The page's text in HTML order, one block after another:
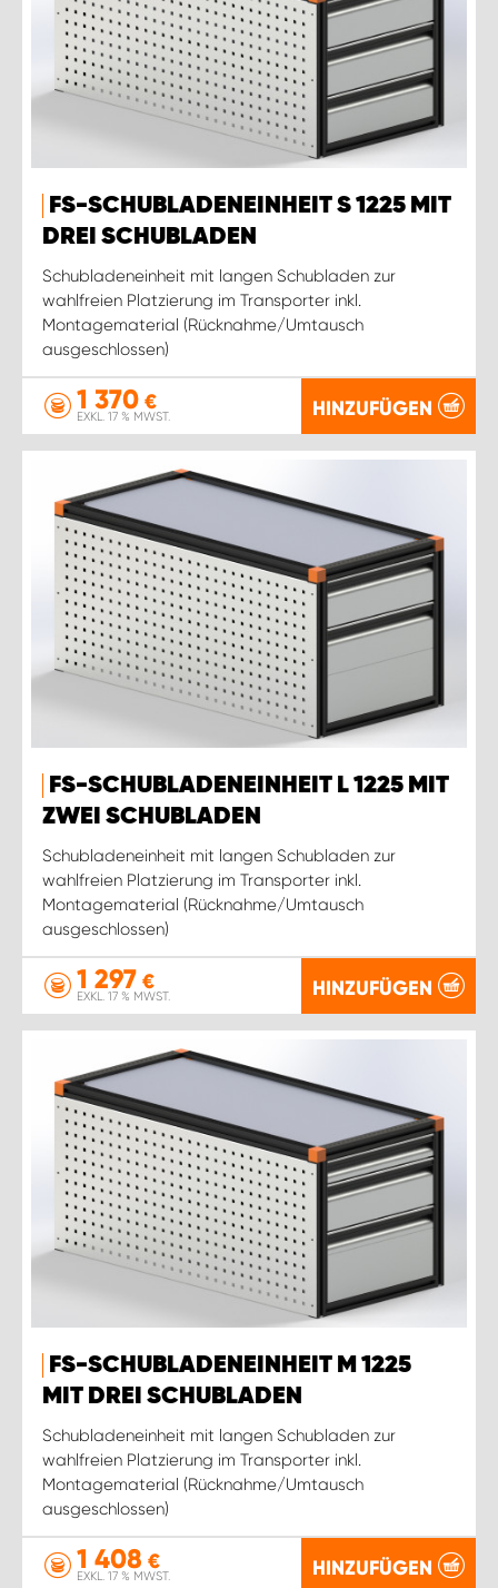
FS-SCHUBLADENEINHEIT S 1225 MIT
DREI SCHUBLADEN
Schubladeneinheit mit langen Schubladen zur
wahlfreien Platzierung im Transporter inkl.
Montagematerial (Rücknahme/Umtausch
ausgeschlossen)
1 370 €
EXKL. 17 % MWST. HINZUFÜGEN
FS-SCHUBLADENEINHEIT L 1225 MIT
ZWEI SCHUBLADEN
Schubladeneinheit mit langen Schubladen zur
wahlfreien Platzierung im Transporter inkl.
Montagematerial (Rücknahme/Umtausch
ausgeschlossen)
1 297 €
EXKL. 17 % MWST. HINZUFÜGEN
FS-SCHUBLADENEINHEIT M 1225
MIT DREI SCHUBLADEN
Schubladeneinheit mit langen Schubladen zur
wahlfreien Platzierung im Transporter inkl.
Montagematerial (Rücknahme/Umtausch
ausgeschlossen)
1 408 €
EXKL. 17 % MWST. HINZUFÜGEN